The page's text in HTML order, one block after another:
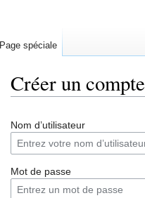
Créer un compte
Nom d’utilisateur
Mot de passe
Page spéciale